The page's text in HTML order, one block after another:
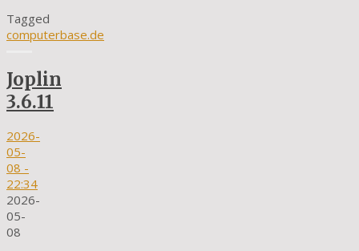
Tagged
computerbase.de
Joplin
3.6.11
2026-
05-
08 -
22:34
2026-
05-
08